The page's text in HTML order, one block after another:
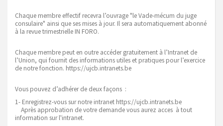
Chaque membre effectif recevra l’ouvrage "le Vade-mécum du juge
consulaire" ainsi que ses mises à jour. Il sera automatiquement abonné
à la revue trimestrielle IN FORO.
Chaque membre peut en outre accéder gratuitement à l’Intranet de
l’Union, qui fournit des informations utiles et pratiques pour l’exercice
de notre fonction. https://ujcb.intranets.be
Vous pouvez d’adhérer de deux façons :
1- Enregistrez-vous sur notre intranet https://ujcb.intranets.be
Après approbation de votre demande vous aurez acces à tout
information sur l'intranet.